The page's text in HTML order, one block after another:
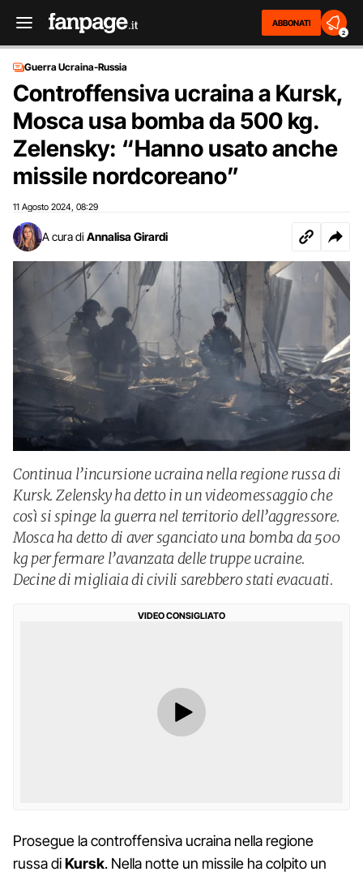
ABBONATI
2
Guerra Ucraina-Russia
Controffensiva ucraina a Kursk,
Mosca usa bomba da 500 kg.
Zelensky: “Hanno usato anche
missile nordcoreano”
11 Agosto 2024 08:29
A cura di Annalisa Girardi
Continua l’incursione ucraina nella regione russa di
Kursk. Zelensky ha detto in un videomessaggio che
così si spinge la guerra nel territorio dell’aggressore.
Mosca ha detto di aver sganciato una bomba da 500
kg per fermare l’avanzata delle truppe ucraine.
Decine di migliaia di civili sarebbero stati evacuati.
VIDEO CONSIGLIATO
Prosegue la controffensiva ucraina nella regione
russa diKursk. Nella notte un missile ha colpito un